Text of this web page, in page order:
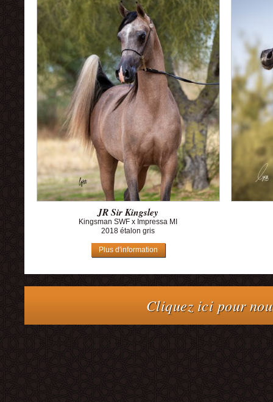
JR Sir Kingsley
Kingsman SWF x Impressa MI
2018 étalon gris
Plus d'information
Cliquez ici pour